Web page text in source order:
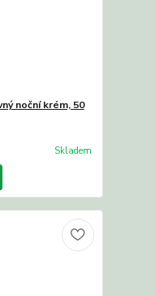
noční krém, 50
Skladem